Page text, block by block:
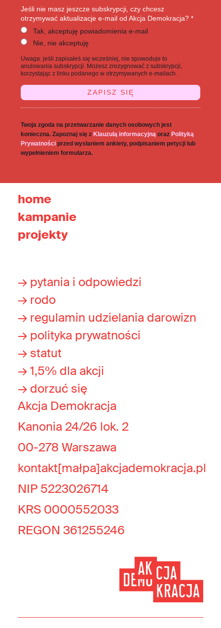
Jeśli nie masz jeszcze subskrypcji, czy chcesz
otrzymywać aktualizacje e-mail od Akcja Demokracja? *
Tak, akceptuję powiadomienia e-mail
Nie, nie akceptuję
Uwaga: jeśli zapisałeś się wcześniej, nie spowoduje to
anulowania subskrypcji. Możesz zrezygnować z subskrypcji,
korzystając z linku podanego w otrzymywanych e-mailach.
Twoja zgoda na przetwarzanie danych osobowych jest
konieczna. Zapoznaj się z Klauzulą informacyjną oraz Polityką
Prywatności przed wysłaniem ankiety, podpisaniem petycji lub
wypełnieniem formularza.
home
kampanie
projekty
→ pytania i odpowiedzi
→ rodo
→ regulamin udzielania darowizn
→ polityka prywatności
→ statut
→ 1,5% dla akcji
→ dorzuć się
Akcja Demokracja
Kanonia 24/26 lok. 2
00-278 Warszawa
kontakt[małpa]akcjademokracja.pl
NIP 5223026714
KRS 0000552033
REGON 361255246